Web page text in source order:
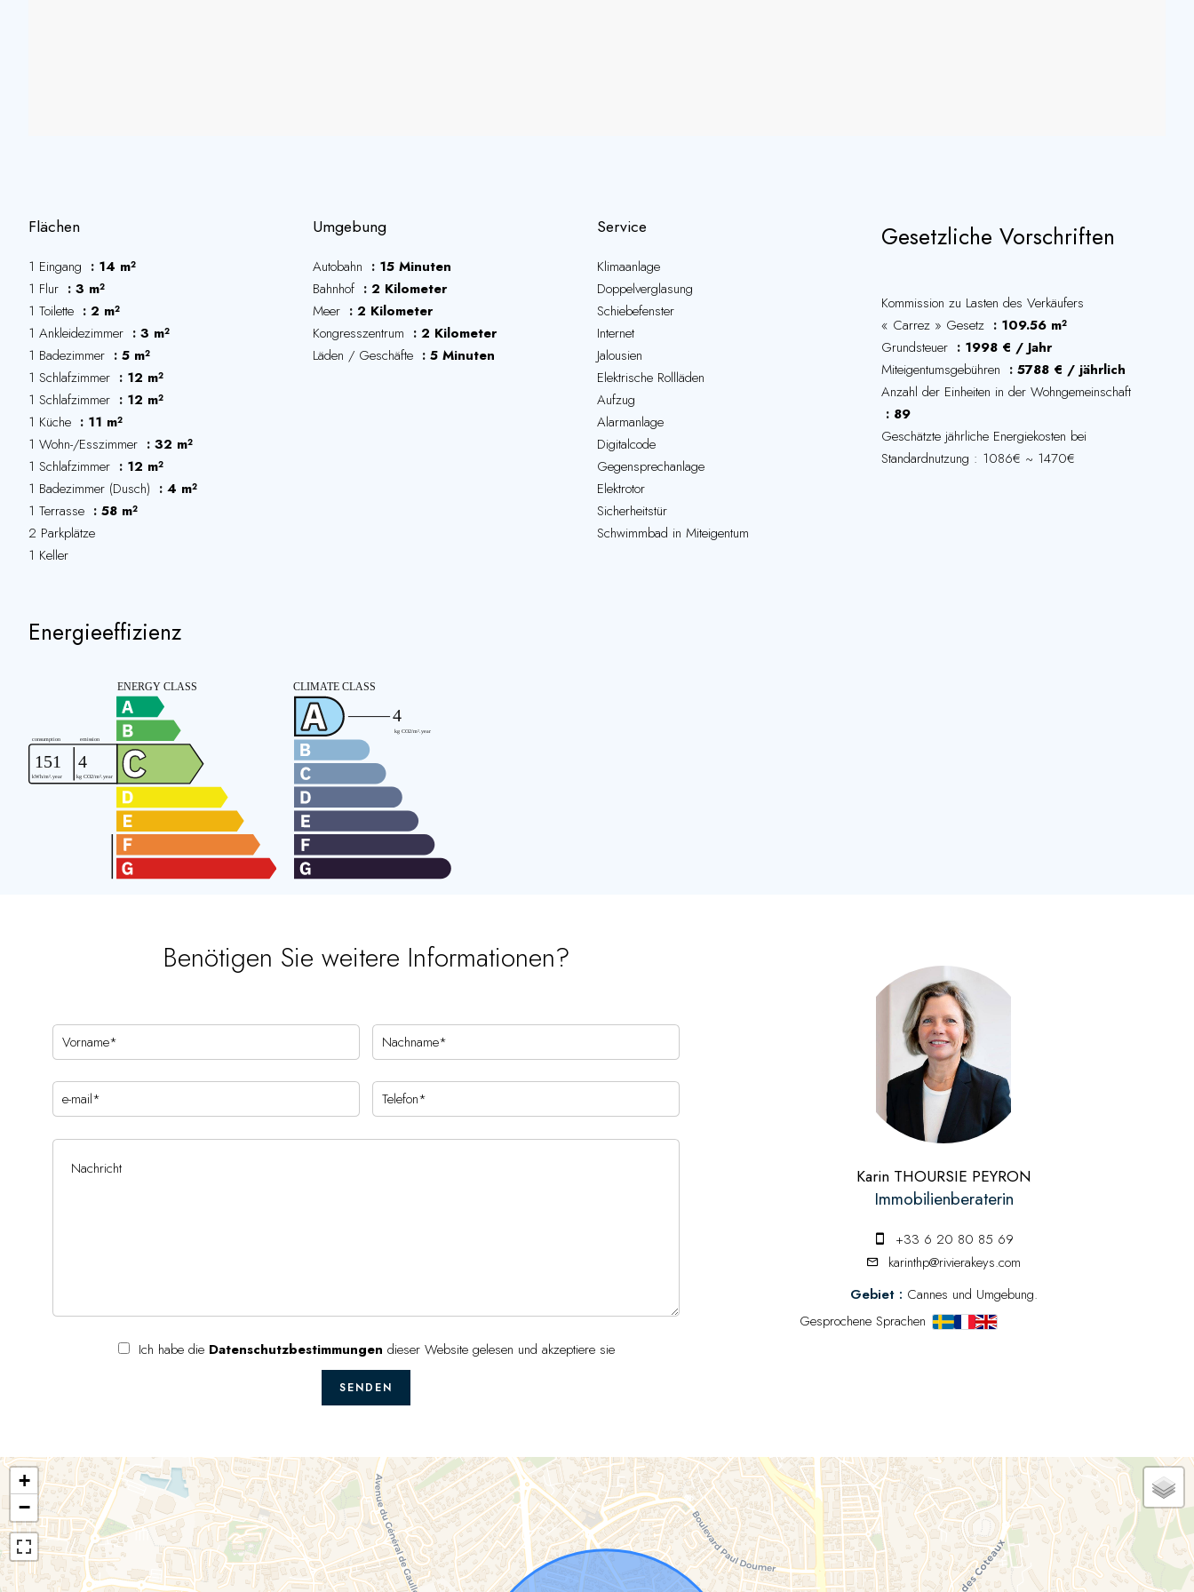
Flächen
1 Eingang
14 m²
1 Flur
3 m²
1 Toilette
2 m²
1 Ankleidezimmer
3 m²
1 Badezimmer
5 m²
1 Schlafzimmer
12 m²
1 Schlafzimmer
12 m²
1 Küche
11 m²
1 Wohn-/Esszimmer
32 m²
1 Schlafzimmer
12 m²
1 Badezimmer (Dusch)
4 m²
1 Terrasse
58 m²
2 Parkplätze
1 Keller
Umgebung
Autobahn
15 Minuten
Bahnhof
2 Kilometer
Meer
2 Kilometer
Kongresszentrum
2 Kilometer
Läden / Geschäfte
5 Minuten
Service
Klimaanlage
Doppelverglasung
Schiebefenster
Internet
Jalousien
Elektrische Rollläden
Aufzug
Alarmanlage
Digitalcode
Gegensprechanlage
Elektrotor
Sicherheitstür
Schwimmbad in Miteigentum
Gesetzliche Vorschriften
Kommission zu Lasten des Verkäufers
« Carrez » Gesetz
109.56 m²
Grundsteuer
1998 € / Jahr
Miteigentumsgebühren
5788 € / jährlich
Anzahl der Einheiten in der Wohngemeinschaft
89
Geschätzte jährliche Energiekosten bei
Standardnutzung : 1086€ ~ 1470€
Energieeffizienz
Benötigen Sie weitere Informationen?
Ich habe die Datenschutzbestimmungen dieser Website gelesen und akzeptiere sie
SENDEN
Karin THOURSIE PEYRON
Immobilienberaterin
+33 6 20 80 85 69
karinthp@rivierakeys.com
Gebiet : Cannes und Umgebung.
Gesprochene Sprachen
+
−